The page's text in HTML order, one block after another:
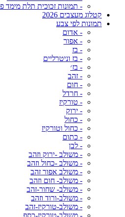
- תמונות זכוכית תלת מימד
קטלוג מעצבים 2026
תמונות לפי צבע
- אדום
- אפור
- בז
- בז וניטרליים
- בז׳
- זהב
- חום
- חרדל
- טורקיז
- ירוק
- כחול
- כחול וטורקיז
- כתום
- לבן
- משולב -ירוק וזהב
- משולב -כחול וזהב
- משולב אפור זהב
- משולב- חום וזהב
- משולב- שחור-זהב
- משולב-ורוד וזהב
- משולב-טורקיז-זהב
- משולב-טורקיז-כסף